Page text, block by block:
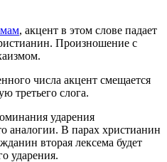
, акцент в этом слове падает
Произношение с
числа акцент смещается
третьего слога.
ударения
аналогии. В парах христианин
вторая лексема будет
ударения.